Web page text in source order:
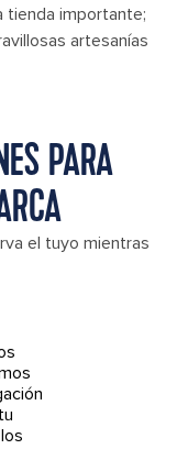
tienda importante;
artesanías
PARA
el tuyo mientras